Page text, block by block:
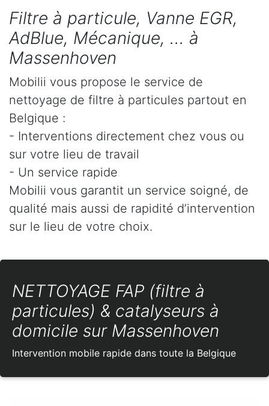
Filtre à particule, Vanne EGR,
AdBlue, Mécanique, ... à
Massenhoven
Mobilii vous propose le service de
nettoyage de filtre à particules partout en
Belgique :
- Interventions directement chez vous ou
sur votre lieu de travail
- Un service rapide
Mobilii vous garantit un service soigné, de
qualité mais aussi de rapidité d’intervention
sur le lieu de votre choix.
NETTOYAGE FAP (filtre à
particules) & catalyseurs à
domicile sur Massenhoven
Intervention mobile rapide dans toute la Belgique